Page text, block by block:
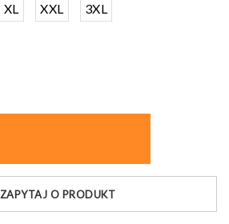
XL XXL 3XL
ZAPYTAJ O PRODUKT